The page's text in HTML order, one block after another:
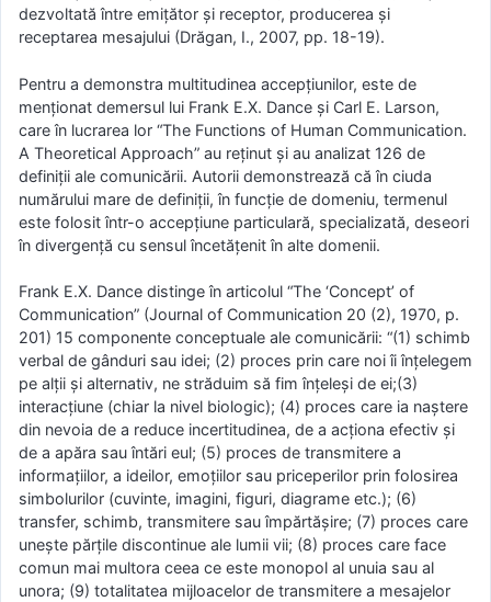
dezvoltată între emiţător şi receptor, producerea şi
receptarea mesajului (Drăgan, I., 2007, pp. 18-19).
Pentru a demonstra multitudinea accepţiunilor, este de
menţionat demersul lui Frank E.X. Dance şi Carl E. Larson,
care în lucrarea lor “The Functions of Human Communication.
A Theoretical Approach” au reţinut şi au analizat 126 de
definiţii ale comunicării. Autorii demonstrează că în ciuda
numărului mare de definiţii, în funcţie de domeniu, termenul
este folosit într-o accepţiune particulară, specializată, deseori
în divergenţă cu sensul încetăţenit în alte domenii.
Frank E.X. Dance distinge în articolul “The ‘Concept’ of
Communication” (Journal of Communication 20 (2), 1970, p.
201) 15 componente conceptuale ale comunicării: “(1) schimb
verbal de gânduri sau idei; (2) proces prin care noi îi înţelegem
pe alţii şi alternativ, ne străduim să fim înţeleşi de ei;(3)
interacţiune (chiar la nivel biologic); (4) proces care ia naştere
din nevoia de a reduce incertitudinea, de a acţiona efectiv şi
de a apăra sau întări eul; (5) proces de transmitere a
informaţiilor, a ideilor, emoţiilor sau priceperilor prin folosirea
simbolurilor (cuvinte, imagini, figuri, diagrame etc.); (6)
transfer, schimb, transmitere sau împărtăşire; (7) proces care
uneşte părţile discontinue ale lumii vii; (8) proces care face
comun mai multora ceea ce este monopol al unuia sau al
unora; (9) totalitatea mijloacelor de transmitere a mesajelor